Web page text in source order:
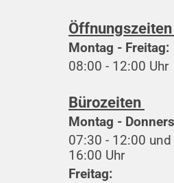
Montag - Freitag:
08:00 - 12:00 Uhr
Bürozeiten
Montag -
07:30 - 12:00
16:00 Uhr
Freitag: